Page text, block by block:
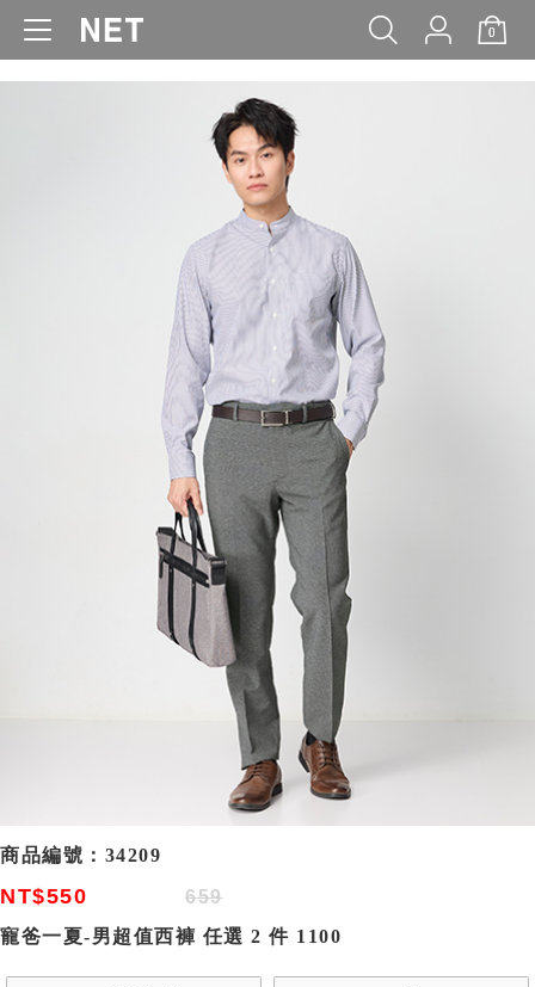
0
WOMEN MEN KIDS BABY
商品編號： 34209
NT$550
659
寵爸一夏-男超值西褲 任選 2 件 1100